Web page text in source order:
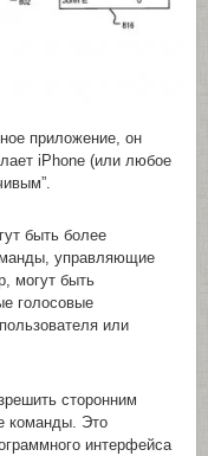
приложение, он
iPhone (или любое
быть более
управляющие
могут быть
голосовые
или
сторонним
команды. Это
интерфейса